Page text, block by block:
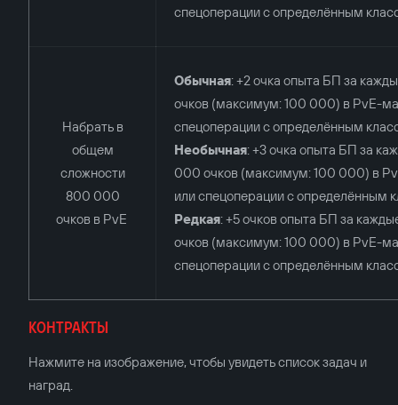
спецоперации с определённым
Набрать в
общем
сложности
800 000
очков в PvE
Обычная: +2 очка опыта БП за
очков (максимум: 100 000) в PvE-
спецоперации с определённым
Необычная: +3 очка опыта БП за
000 очков (максимум: 100 000) в
или спецоперации с определённым
Редкая: +5 очков опыта БП за
очков (максимум: 100 000) в PvE-
спецоперации с определённым
КОНТРАКТЫ
Нажмите на изображение, чтобы увидеть список задач и
наград.